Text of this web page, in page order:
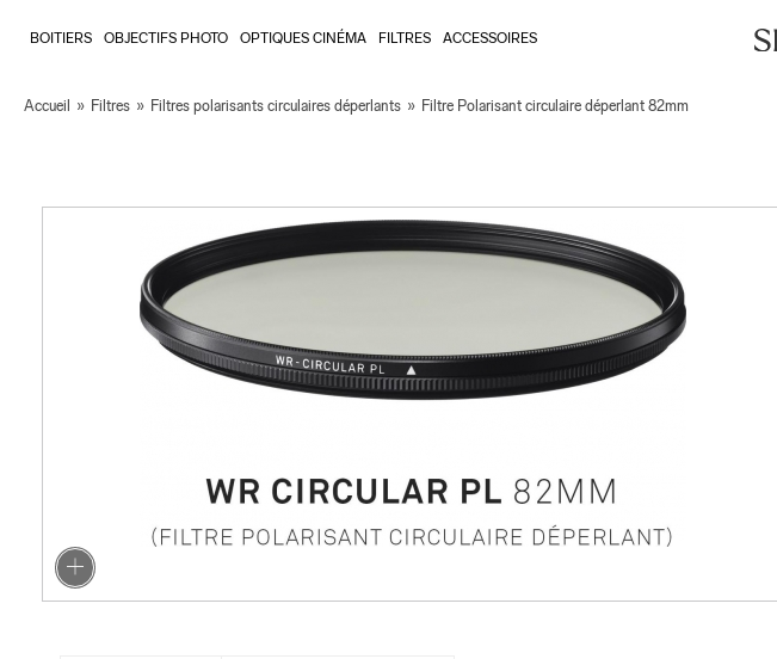
BOITIERS OBJECTIFS PHOTO OPTIQUES CINÉMA FILTRES ACCESSOIRES
Accueil » Filtres » Filtres polarisants circulaires déperlants » Filtre Polarisant circulaire déperlant 82mm